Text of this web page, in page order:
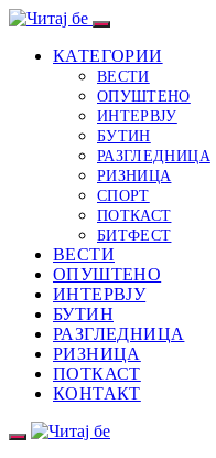
КАТЕГОРИИ
ВЕСТИ
ОПУШТЕНО
ИНТЕРВЈУ
БУТИН
РАЗГЛЕДНИЦА
РИЗНИЦА
СПОРТ
ПОТКАСТ
БИТФЕСТ
ВЕСТИ
ОПУШТЕНО
ИНТЕРВЈУ
БУТИН
РАЗГЛЕДНИЦА
РИЗНИЦА
ПОТКАСТ
КОНТАКТ